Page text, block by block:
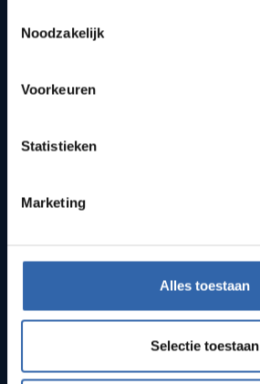
Noodzakelijk
Voorkeuren
Statistieken
Marketing
Alles toestaan
Selectie toestaan